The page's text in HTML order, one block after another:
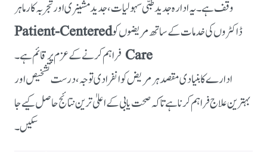
وقف ہے۔ یہ ادارہ جدید طبی سہولیات، جدید مشینری اور تجربہ کار ماہر
ڈاکٹروں کی خدمات کے ساتھ مریضوں کوPatient-Centered
Care فراہم کرنے کے عزم پر قائم ہے۔
ادارے کا بنیادی مقصد ہر مریض کو انفرادی توجہ، درست تشخیص اور
بہترین علاج فراہم کرنا ہے تاکہ صحت یابی کے اعلیٰ ترین نتائج حاصل کیے جا
سکیں۔